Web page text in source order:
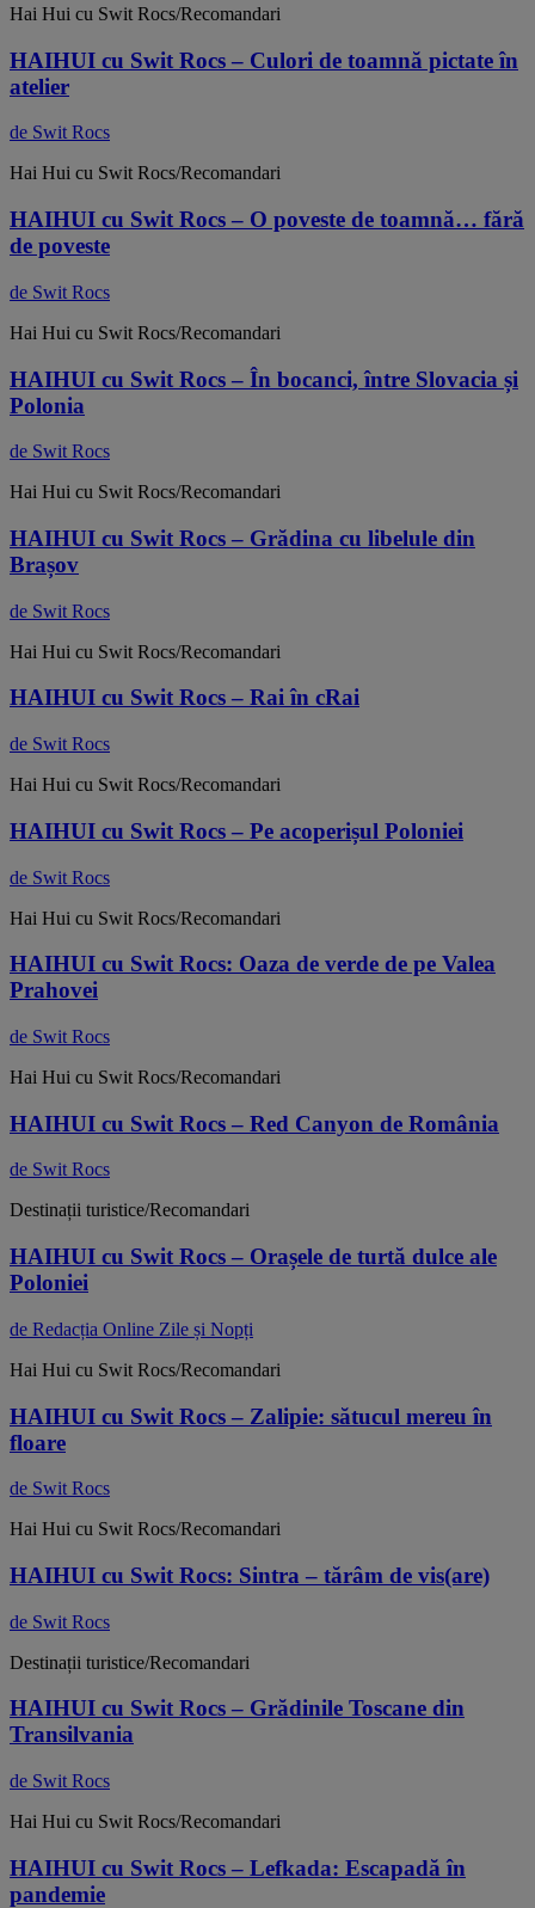
Hai Hui cu Swit Rocs/Recomandari
HAIHUI cu Swit Rocs – Culori de toamnă pictate în
atelier
de Swit Rocs
Hai Hui cu Swit Rocs/Recomandari
HAIHUI cu Swit Rocs – O poveste de toamnă… fără
de poveste
de Swit Rocs
Hai Hui cu Swit Rocs/Recomandari
HAIHUI cu Swit Rocs – În bocanci, între Slovacia și
Polonia
de Swit Rocs
Hai Hui cu Swit Rocs/Recomandari
HAIHUI cu Swit Rocs – Grădina cu libelule din
Brașov
de Swit Rocs
Hai Hui cu Swit Rocs/Recomandari
HAIHUI cu Swit Rocs – Rai în cRai
de Swit Rocs
Hai Hui cu Swit Rocs/Recomandari
HAIHUI cu Swit Rocs – Pe acoperișul Poloniei
de Swit Rocs
Hai Hui cu Swit Rocs/Recomandari
HAIHUI cu Swit Rocs: Oaza de verde de pe Valea
Prahovei
de Swit Rocs
Hai Hui cu Swit Rocs/Recomandari
HAIHUI cu Swit Rocs – Red Canyon de România
de Swit Rocs
Destinații turistice/Recomandari
HAIHUI cu Swit Rocs – Orașele de turtă dulce ale
Poloniei
de Redacția Online Zile și Nopți
Hai Hui cu Swit Rocs/Recomandari
HAIHUI cu Swit Rocs – Zalipie: sătucul mereu în
floare
de Swit Rocs
Hai Hui cu Swit Rocs/Recomandari
HAIHUI cu Swit Rocs: Sintra – tărâm de vis(are)
de Swit Rocs
Destinații turistice/Recomandari
HAIHUI cu Swit Rocs – Grădinile Toscane din
Transilvania
de Swit Rocs
Hai Hui cu Swit Rocs/Recomandari
HAIHUI cu Swit Rocs – Lefkada: Escapadă în
pandemie